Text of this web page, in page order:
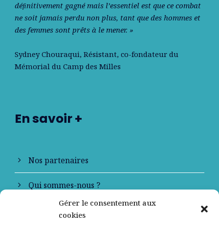
Gérer le consentement aux
cookies
déﬁnitivement gagné mais l’essentiel est que ce combat
ne soit jamais perdu non plus, tant que des hommes et
des femmes sont prêts à le mener. »
Sydney Chouraqui, Résistant, co-fondateur du
Mémorial du Camp des Milles
En savoir +
Nos partenaires
Qui sommes-nous ?
Contactez-nous